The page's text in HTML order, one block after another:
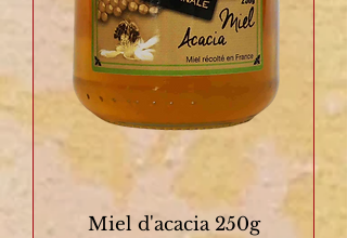
Miel d'acacia 250g